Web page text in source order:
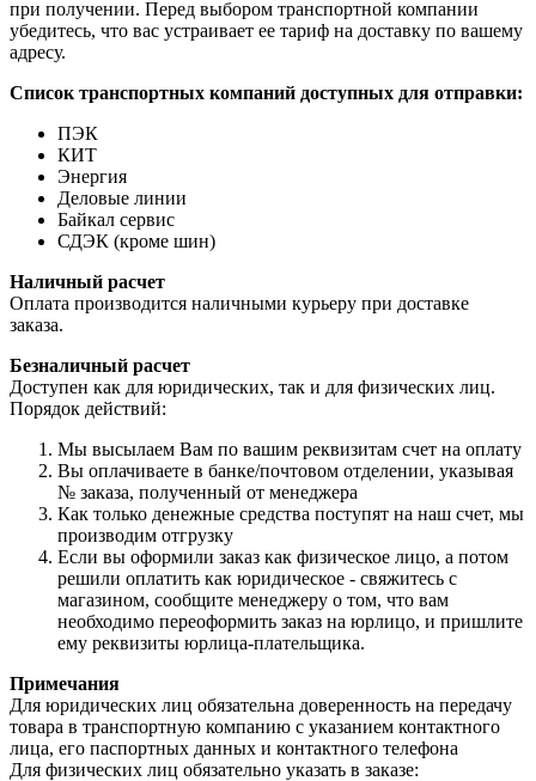
при получении. Перед выбором транспортной компании
убедитесь, что вас устраивает ее тариф на доставку по вашему
адресу.
Список транспортных компаний доступных для отправки:
ПЭК
КИТ
Энергия
Деловые линии
Байкал сервис
СДЭК (кроме шин)
Наличный расчет
Оплата производится наличными курьеру при доставке
заказа.
Безналичный расчет
Доступен как для юридических, так и для физических лиц.
Порядок действий:
Мы высылаем Вам по вашим реквизитам счет на оплату
Вы оплачиваете в банке/почтовом отделении, указывая
№ заказа, полученный от менеджера
Как только денежные средства поступят на наш счет, мы
производим отгрузку
Если вы оформили заказ как физическое лицо, а потом
решили оплатить как юридическое - свяжитесь с
магазином, сообщите менеджеру о том, что вам
необходимо переоформить заказ на юрлицо, и пришлите
ему реквизиты юрлица-плательщика.
Примечания
Для юридических лиц обязательна доверенность на передачу
товара в транспортную компанию с указанием контактного
лица, его паспортных данных и контактного телефона
Для физических лиц обязательно указать в заказе: